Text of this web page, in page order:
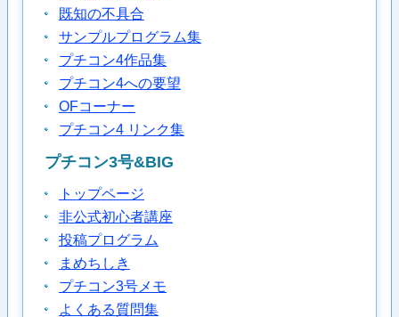
既知の不具合
サンプルプログラム集
プチコン4作品集
プチコン4への要望
OFコーナー
プチコン4 リンク集
プチコン3号&BIG
トップページ
非公式初心者講座
投稿プログラム
まめちしき
プチコン3号メモ
よくある質問集